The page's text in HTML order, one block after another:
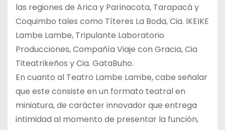
las regiones de Arica y Parinacota, Tarapacá y
Coquimbo tales como Títeres La Boda, Cia. IKEIKE
Lambe Lambe, Tripulante Laboratorio
Producciones, Compañía Viaje con Gracia, Cia
Titeatrikeños y Cia. GataBuho.
En cuanto al Teatro Lambe Lambe, cabe señalar
que este consiste en un formato teatral en
miniatura, de carácter innovador que entrega
intimidad al momento de presentar la función,